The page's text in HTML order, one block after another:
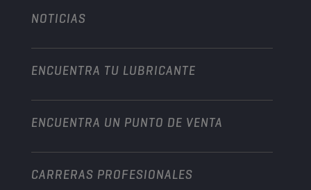
Motocicleta y vehículo todoterreno
Industria
Naútica
Colaboraciones en deportes de motor
Automóvil
Motocicleta
Servicio pesado
NOTICIAS
ENCUENTRA TU LUBRICANTE
ENCUENTRA UN PUNTO DE VENTA
CARRERAS PROFESIONALES